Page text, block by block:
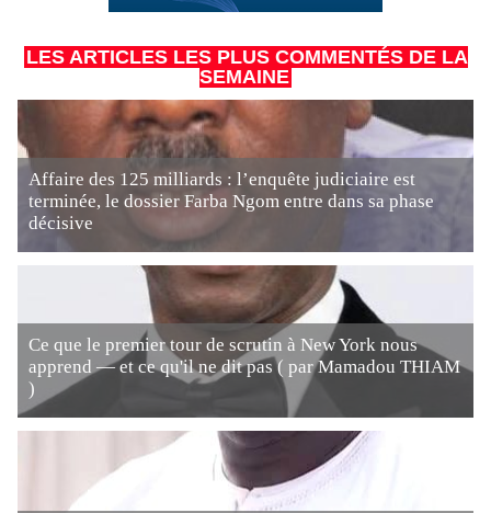
LES ARTICLES LES PLUS COMMENTÉS DE LA
SEMAINE
Affaire des 125 milliards : l’enquête judiciaire est
terminée, le dossier Farba Ngom entre dans sa phase
décisive
Ce que le premier tour de scrutin à New York nous
apprend — et ce qu'il ne dit pas ( par Mamadou THIAM
)